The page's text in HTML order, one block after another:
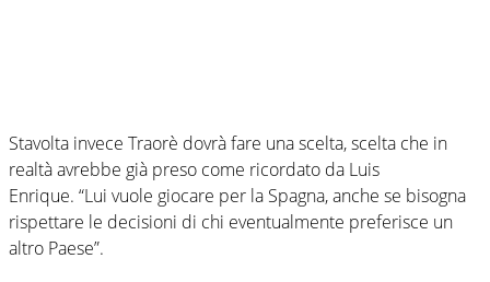
Stavolta invece Traorè dovrà fare una scelta, scelta che in
realtà avrebbe già preso come ricordato da Luis
Enrique. “Lui vuole giocare per la Spagna, anche se bisogna
rispettare le decisioni di chi eventualmente preferisce un
altro Paese”.